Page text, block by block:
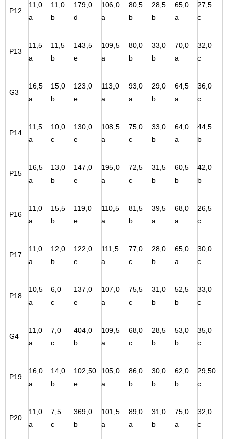
P12
11,0
a
11,0
b
179,0
d
106,0
a
80,5
b
28,5
b
65,0
a
27,5
c
P13
11,5
a
11,5
b
143,5
e
109,5
a
80,0
b
33,0
b
70,0
a
32,0
c
G3
16,5
a
15,0
b
123,0
e
113,0
a
93,0
a
29,0
b
64,5
a
36,0
c
P14
11,5
a
10,0
c
130,0
e
108,5
a
75,0
c
33,0
b
64,0
a
44,5
b
P15
16,5
a
13,0
b
147,0
e
195,0
a
72,5
c
31,5
b
60,5
b
42,0
b
P16
11,0
a
15,5
b
119,0
e
110,5
a
81,5
b
39,5
a
68,0
a
26,5
c
P17
11,0
a
12,0
b
122,0
e
111,5
a
77,0
c
28,0
b
65,0
a
30,0
c
P18
10,5
a
6,0
c
137,0
e
107,0
a
75,5
c
31,0
b
52,5
b
33,0
c
G4
11,0
a
7,0
c
404,0
b
109,5
a
68,0
c
28,5
b
53,0
b
35,0
c
P19
16,0
a
14,0
b
102,50
e
105,0
a
86,0
b
30,0
b
62,0
b
29,50
c
P20
11,0
a
7,5
c
369,0
b
101,5
a
89,0
a
31,0
b
75,0
a
32,0
c